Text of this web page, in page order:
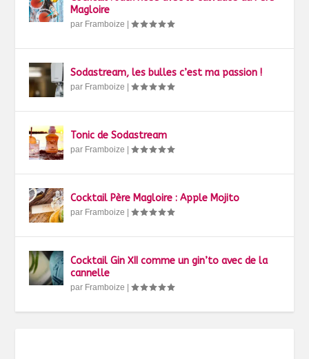
Magloire
par Framboize |
Sodastream, les bulles c’est ma passion !
par Framboize |
Tonic de Sodastream
par Framboize |
Cocktail Père Magloire : Apple Mojito
par Framboize |
Cocktail Gin XII comme un gin’to avec de la
cannelle
par Framboize |